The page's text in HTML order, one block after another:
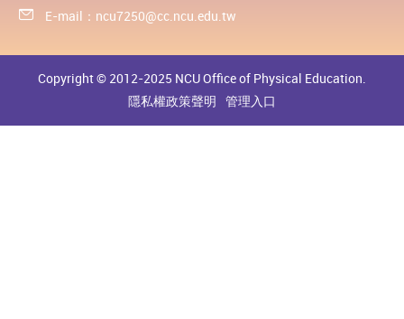
E-mail： ncu7250@cc.ncu.edu.tw
Copyright © 2012-2025 NCU Office of Physical Education.
隱私權政策聲明 管理入口